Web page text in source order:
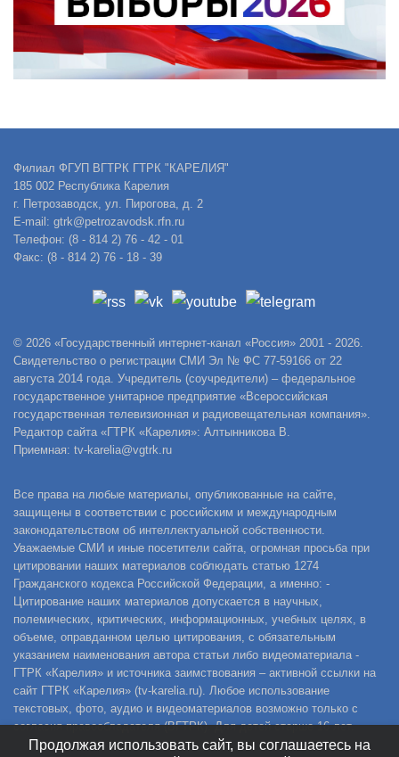
Филиал ФГУП ВГТРК ГТРК "КАРЕЛИЯ"
185 002 Республика Карелия
г. Петрозаводск, ул. Пирогова, д. 2
E-mail: gtrk@petrozavodsk.rfn.ru
Телефон: (8 - 814 2) 76 - 42 - 01
Факс: (8 - 814 2) 76 - 18 - 39
© 2026 «Государственный интернет-канал «Россия» 2001 - 2026.
Свидетельство о регистрации СМИ Эл № ФС 77-59166 от 22
августа 2014 года. Учредитель (соучредители) – федеральное
государственное унитарное предприятие «Всероссийская
государственная телевизионная и радиовещательная компания».
Редактор сайта «ГТРК «Карелия»: Алтынникова В.
Приемная: tv-karelia@vgtrk.ru
Все права на любые материалы, опубликованные на сайте,
защищены в соответствии с российским и международным
законодательством об интеллектуальной собственности.
Уважаемые СМИ и иные посетители сайта, огромная просьба при
цитировании наших материалов соблюдать статью 1274
Гражданского кодекса Российской Федерации, а именно: -
Цитирование наших материалов допускается в научных,
полемических, критических, информационных, учебных целях, в
объеме, оправданном целью цитирования, с обязательным
указанием наименования автора статьи либо видеоматериала -
ГТРК «Карелия» и источника заимствования – активной ссылки на
сайт ГТРК «Карелия» (tv-karelia.ru). Любое использование
текстовых, фото, аудио и видеоматериалов возможно только с
согласия правообладателя (ВГТРК). Для детей старше 16 лет.
Продолжая использовать сайт, вы соглашаетесь на